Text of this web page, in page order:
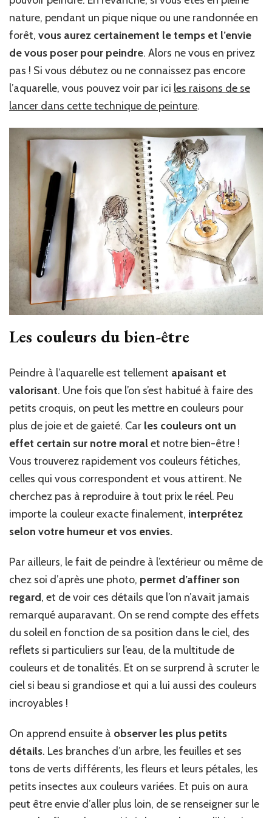
nature, pendant un pique nique ou une randonnée en
forêt, vous aurez certainement le temps et l’envie
de vous poser pour peindre. Alors ne vous en privez
pas ! Si vous débutez ou ne connaissez pas encore
l’aquarelle, vous pouvez voir par ici les raisons de se
lancer dans cette technique de peinture.
Les couleurs du bien-être
Peindre à l’aquarelle est tellement apaisant et
valorisant. Une fois que l’on s’est habitué à faire des
petits croquis, on peut les mettre en couleurs pour
plus de joie et de gaieté. Car les couleurs ont un
effet certain sur notre moralet notre bien-être !
Vous trouverez rapidement vos couleurs fétiches,
celles qui vous correspondent et vous attirent. Ne
cherchez pas à reproduire à tout prix le réel. Peu
importe la couleur exacte finalement, interprétez
selon votre humeur et vos envies.
Par ailleurs, le fait de peindre à l’extérieur ou même de
chez soi d’après une photo, permet d’affiner son
regard, et de voir ces détails que l’on n’avait jamais
remarqué auparavant. On se rend compte des effets
du soleil en fonction de sa position dans le ciel, des
reflets si particuliers sur l’eau, de la multitude de
couleurs et de tonalités. Et on se surprend à scruter le
ciel si beau si grandiose et qui a lui aussi des couleurs
incroyables !
On apprend ensuite à observer les plus petits
détails. Les branches d’un arbre, les feuilles et ses
tons de verts différents, les fleurs et leurs pétales, les
petits insectes aux couleurs variées. Et puis on aura
peut être envie d’aller plus loin, de se renseigner sur le